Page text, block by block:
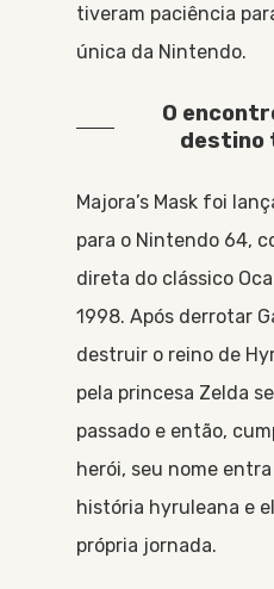
tiveram paciência
única da Nintendo.
O
destino
Majora’s Mask foi
para o Nintendo 64,
direta do clássico
1998. Após derrotar
destruir o reino de
pela princesa Zelda
passado e então,
herói, seu nome
história hyruleana e
própria jornada.